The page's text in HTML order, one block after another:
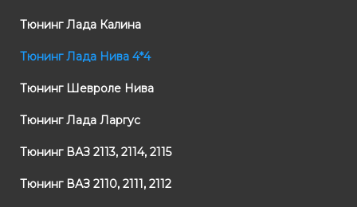
Тюнинг Лада Калина
Тюнинг Лада Нива 4*4
Тюнинг Шевроле Нива
Тюнинг Лада Ларгус
Тюнинг ВАЗ 2113, 2114, 2115
Тюнинг ВАЗ 2110, 2111, 2112